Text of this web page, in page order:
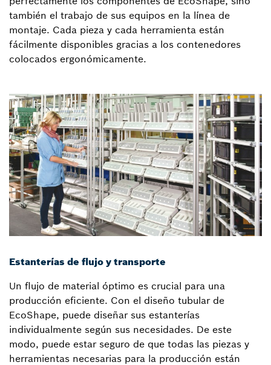
también el trabajo de sus equipos en la línea de
montaje. Cada pieza y cada herramienta están
fácilmente disponibles gracias a los contenedores
colocados ergonómicamente.
Estanterías de flujo y transporte
Un flujo de material óptimo es crucial para una
producción eficiente. Con el diseño tubular de
EcoShape, puede diseñar sus estanterías
individualmente según sus necesidades. De este
modo, puede estar seguro de que todas las piezas y
herramientas necesarias para la producción están